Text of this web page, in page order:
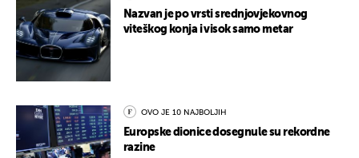
Nazvan je po vrsti srednjovjekovnog
viteškog konja i visok samo metar
OVO JE 10 NAJBOLJIH
Europske dionice dosegnule su rekordne
razine